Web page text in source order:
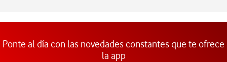
Ponte al día con las novedades constantes que te ofrece
la app